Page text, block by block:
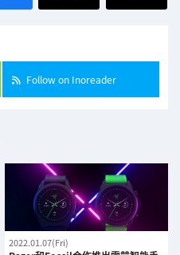
Follow on Inoreader
2022.01.07(Fri)